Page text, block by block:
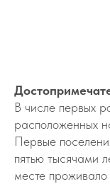
В числе первых
расположенных
Первые
пятью тысячами
месте